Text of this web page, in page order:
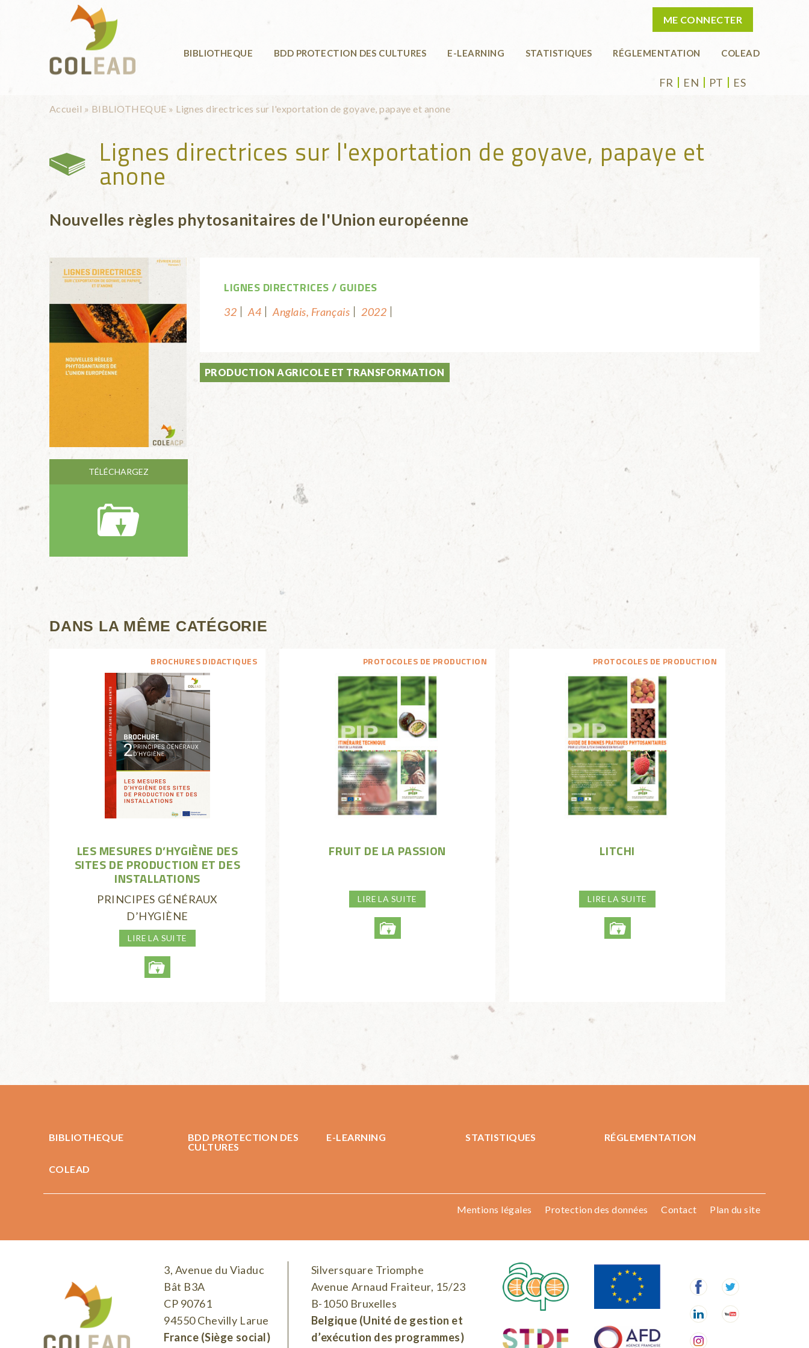
Aller au contenu principal
ME CONNECTER
BIBLIOTHEQUE BDD PROTECTION DES CULTURES E-LEARNING STATISTIQUES RÉGLEMENTATION COLEAD
FR EN PT ES
Vous êtes ici
Accueil » BIBLIOTHEQUE » Lignes directrices sur l'exportation de goyave, papaye et anone
Lignes directrices sur l'exportation de goyave, papaye et
anone
Nouvelles règles phytosanitaires de l'Union européenne
LIGNES DIRECTRICES GUIDES
32 A4 Anglais, Français 2022
PRODUCTION AGRICOLE ET TRANSFORMATION
DANS LA MÊME CATÉGORIE
BROCHURES DIDACTIQUES
LES MESURES D’HYGIÈNE DES
SITES DE PRODUCTION ET DES
INSTALLATIONS
PRINCIPES GÉNÉRAUX
D’HYGIÈNE
LIRE LA SUITE
PROTOCOLES DE PRODUCTION
FRUIT DE LA PASSION
LIRE LA SUITE
PROTOCOLES DE PRODUCTION
LITCHI
LIRE LA SUITE
BIBLIOTHEQUE
BDD PROTECTION DES
CULTURES
E-LEARNING STATISTIQUES RÉGLEMENTATION
COLEAD
Mentions légales Protection des données Contact Plan du site
3, Avenue du Viaduc
Bât B3A
CP 90761
94550 Chevilly Larue
France (Siège social)
Silversquare Triomphe
Avenue Arnaud Fraiteur, 15/23
B-1050 Bruxelles
Belgique (Unité de gestion et
d’exécution des programmes)